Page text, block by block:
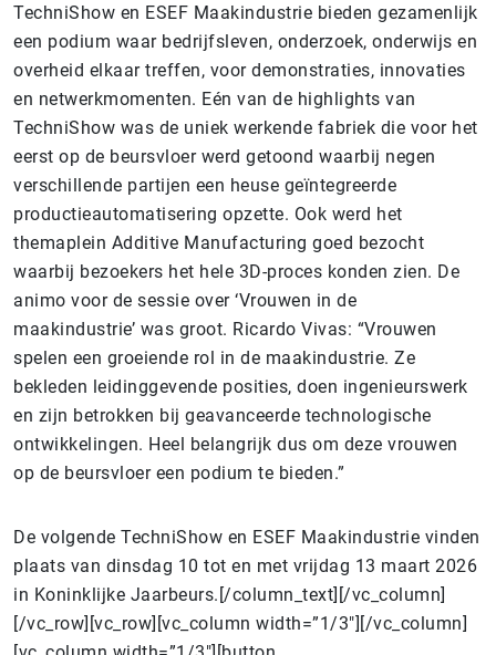
TechniShow en ESEF Maakindustrie bieden gezamenlijk
een podium waar bedrijfsleven, onderzoek, onderwijs en
overheid elkaar treffen, voor demonstraties, innovaties
en netwerkmomenten. Eén van de highlights van
TechniShow was de uniek werkende fabriek die voor het
eerst op de beursvloer werd getoond waarbij negen
verschillende partijen een heuse geïntegreerde
productieautomatisering opzette. Ook werd het
themaplein Additive Manufacturing goed bezocht
waarbij bezoekers het hele 3D-proces konden zien. De
animo voor de sessie over ‘Vrouwen in de
maakindustrie’ was groot. Ricardo Vivas: “Vrouwen
spelen een groeiende rol in de maakindustrie. Ze
bekleden leidinggevende posities, doen ingenieurswerk
en zijn betrokken bij geavanceerde technologische
ontwikkelingen. Heel belangrijk dus om deze vrouwen
op de beursvloer een podium te bieden.”
De volgende TechniShow en ESEF Maakindustrie vinden
plaats van dinsdag 10 tot en met vrijdag 13 maart 2026
in Koninklijke Jaarbeurs.[/column_text][/vc_column]
[/vc_row][vc_row][vc_column width=”1/3″][/vc_column]